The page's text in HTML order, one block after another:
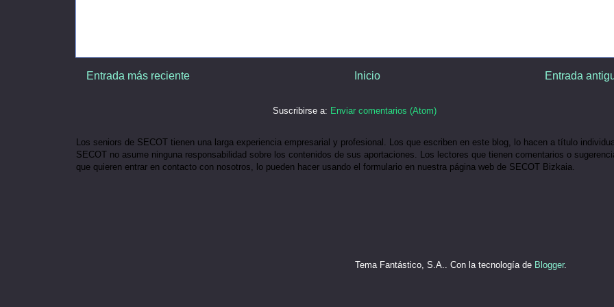
Entrada más reciente Entrada
Inicio
Suscribirse a: Enviar comentarios (Atom)
Los seniors de SECOT tienen una larga experiencia empresarial y profesional. Los que escriben en este blog, lo hacen a título
SECOT no asume ninguna responsabilidad sobre los contenidos de sus aportaciones. Los lectores que tienen comentarios o
que quieren entrar en contacto con nosotros, lo pueden hacer usando el formulario en nuestra página web de SECOT Bizkaia.
Tema Fantástico, S.A.. Con la tecnología de Blogger.